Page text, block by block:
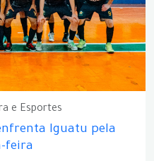
e Esportes
Iguatu pela
feira